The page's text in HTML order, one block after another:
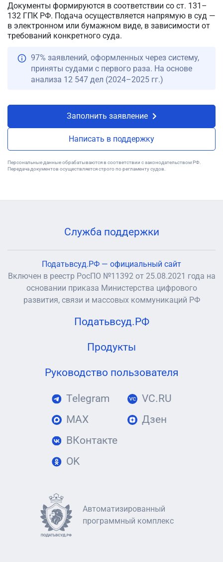
Документы формируются в соответствии со ст. 131–
132 ГПК РФ. Подача осуществляется напрямую в суд —
в электронном или бумажном виде, в зависимости от
требований конкретного суда.
97% заявлений, оформленных через систему,
приняты судами с первого раза. На основе
анализа 12 547 дел (2024–2025 гг.)
Заполнить заявление
Написать в поддержку
Персональные данные обрабатываются в соответствии с законодательством РФ.
Передача документов осуществляется строго по регламенту судов.
Служба поддержки
Податьвсуд.РФ — официальный сайт
Включен в реестр РосПО №11392 от 25.08.2021 года на
основании приказа Министерства цифрового
развития, связи и массовых коммуникаций РФ
Податьвсуд.РФ
Продукты
Руководство пользователя
Telegram
MAX
ВКонтакте
OK
VC.RU
Дзен
Автоматизированный
программный комплекс